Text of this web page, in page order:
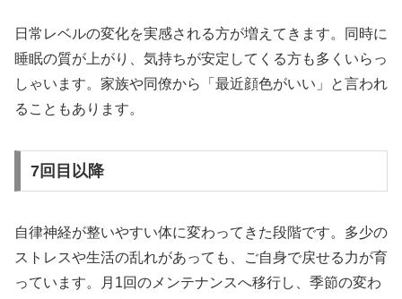
日常レベルの変化を実感される方が増えてきます。同時に
睡眠の質が上がり、気持ちが安定してくる方も多くいらっ
しゃいます。家族や同僚から「最近顔色がいい」と言われ
ることもあります。
7回目以降
自律神経が整いやすい体に変わってきた段階です。多少の
ストレスや生活の乱れがあっても、ご自身で戻せる力が育
っています。月1回のメンテナンスへ移行し、季節の変わ